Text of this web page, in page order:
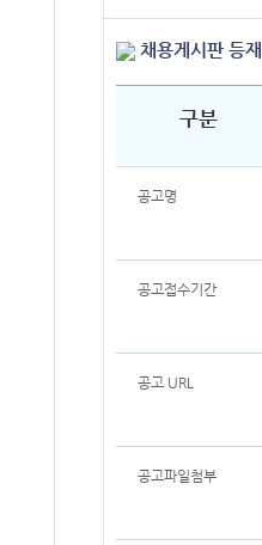
채용게시판 등
구분
공고명
공고접수기간
공고 URL
공고파일첨부